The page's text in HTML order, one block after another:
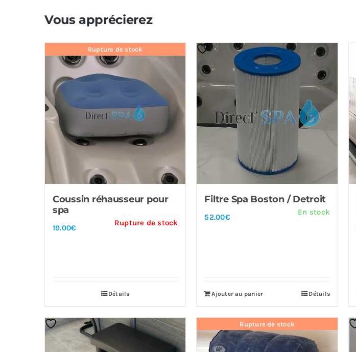
Vous apprécierez
Rupture de stock
Coussin réhausseur pour
spa
19.00€
Rupture de stock
Détails
Filtre Spa Boston / Detroit
52.00€
En stock
Ajouter au panier Détails
Rupture de stock